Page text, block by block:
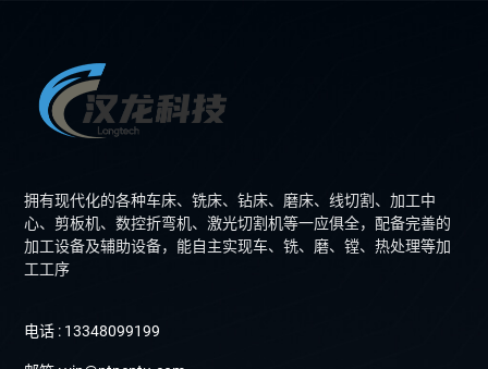
拥有现代化的各种车床、铣床、钻床、磨床、线切割、加工中
心、剪板机、数控折弯机、激光切割机等一应俱全，配备完善的
加工设备及辅助设备，能自主实现车、铣、磨、镗、热处理等加
工工序
电话 : 13348099199